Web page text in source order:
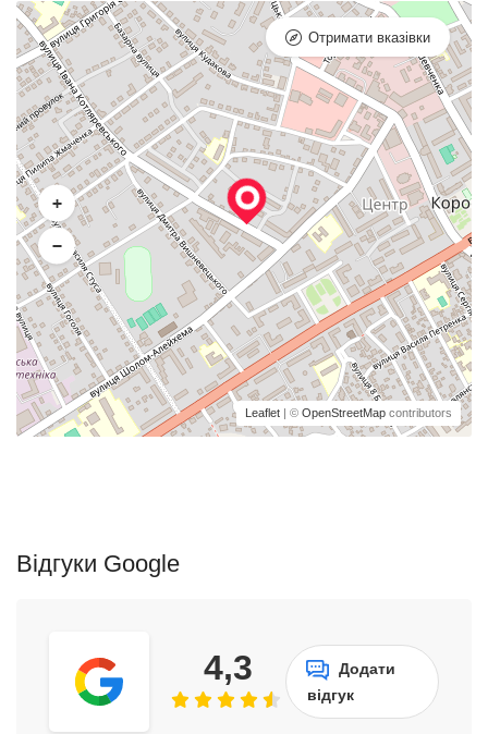
+
−
Leaflet | © OpenStreetMap contributors
Отримати вказівки
Відгуки Google
4,3
Додати
відгук